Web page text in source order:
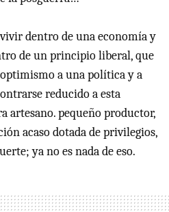
dentro de una economía y
de un principio liberal, que
a una política y a
reducido a esta
artesano. pequeño productor,
acaso dotada de privilegios,
ya no es nada de eso.